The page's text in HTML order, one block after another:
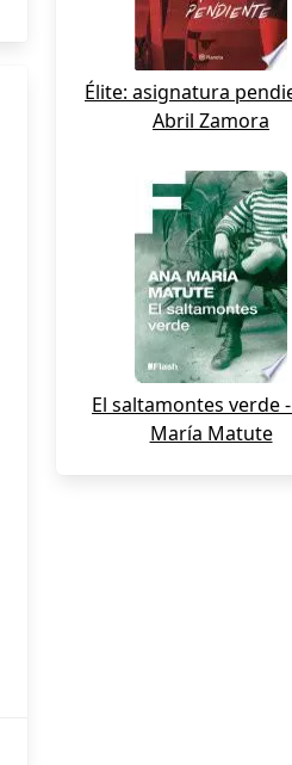
Élite: asignatura
Abril Zamora
El saltamontes verde
María Matute